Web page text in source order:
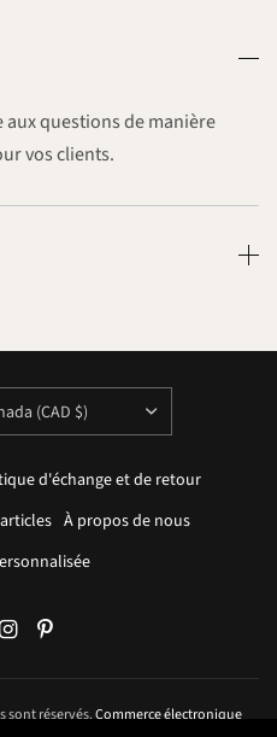
questions de manière
vos clients.
d'échange et de retour
À propos de nous
sont réservés.Commerce électronique